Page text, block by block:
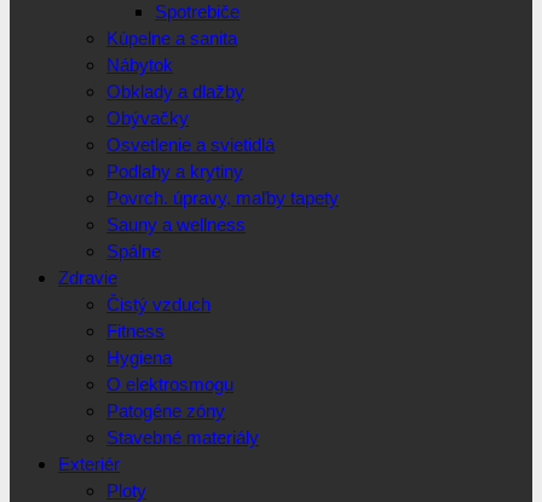
Spotrebiče
Kúpelne a sanita
Nábytok
Obklady a dlažby
Obývačky
Osvetlenie a svietidlá
Podlahy a krytiny
Povrch. úpravy, maľby tapety
Sauny a wellness
Spálne
Zdravie
Čistý vzduch
Fitness
Hygiena
O elektrosmogu
Patogéne zóny
Stavebné materiály
Exteriér
Ploty